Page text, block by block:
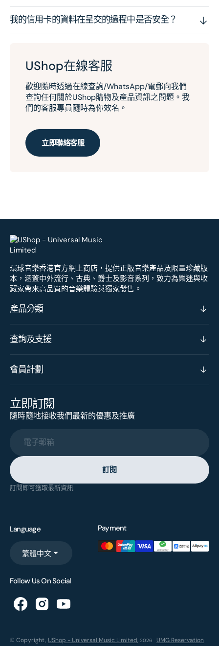
我的信用卡的資料在呈交的過程中是否安全？
UShop在線客服
歡迎隨時透過在線查詢/WhatsApp/電郵向我們
查詢任何關於UShop購物及產品資訊之問題。我
們的客服專員隨時為你效名。
立即聯絡客服
環球音樂香港官方網上商店，提供正版音樂產品及限量珍藏版
本，涵蓋中外流行、古典、爵士及影音系列，致力為樂迷與收
藏家帶來高品質的音樂體驗與獨家發售。
產品分類
查詢及支援
會員計劃
立即訂閱
隨時隨地接收我們最新的優惠及推廣
電子郵箱
訂閱
訂閱即可獲取最新資訊
Language
繁體中文
Payment
Follow Us On Social
© Copyright, UShop - Universal Music Limited, 2026 UMG Reservation